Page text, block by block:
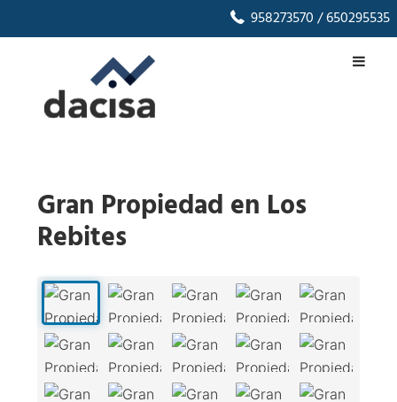
958273570/ 650295535
Gran Propiedad en Los
Rebites